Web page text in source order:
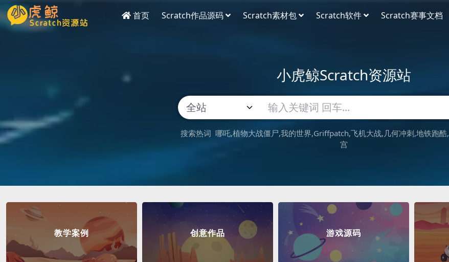
首页 Scratch作品源码 Scratch素材包 Scratch软件 Scratch赛事文档
小虎鲸Scratch资源站
搜索热词 哪吒 植物大战僵尸 我的世界 Griffpatch 飞机大战 几何冲刺 地铁跑酷
宫
教学案例 创意作品 游戏源码